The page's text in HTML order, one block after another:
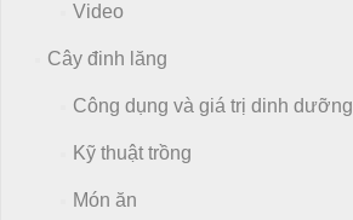
Video
Cây đinh lăng
Công dụng và giá trị dinh dưỡng
Kỹ thuật trồng
Món ăn